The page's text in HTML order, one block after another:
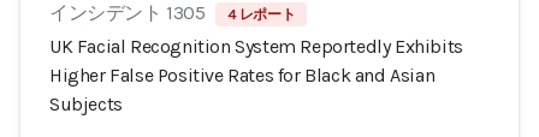
インシデント 1305 4 レポート
UK Facial Recognition System Reportedly Exhibits
Higher False Positive Rates for Black and Asian
Subjects